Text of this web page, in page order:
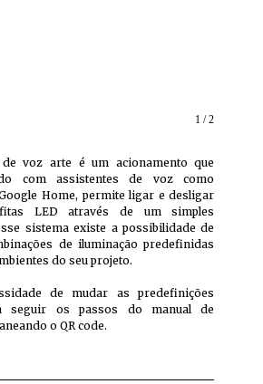
1 / 2
voz arte é um acionamento que
com assistentes de voz como
Home, permite ligar e desligar
LED através de um simples
sistema existe a possibilidade de
de iluminação predefinidas
do seu projeto.
de mudar as predefinições
seguir os passos do manual de
o QR code.